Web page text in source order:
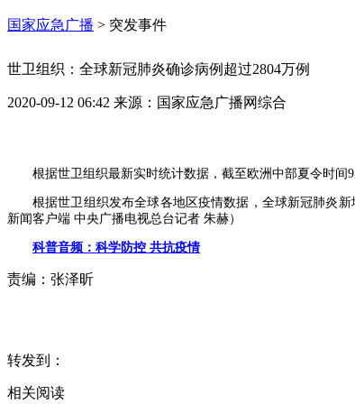
国家应急广播 > 突发事件
世卫组织：全球新冠肺炎确诊病例超过2804万例
2020-09-12 06:42 来源： 国家应急广播网综合
根据世卫组织最新实时统计数据，截至欧洲中部夏令时间
根据世卫组织发布全球各地区疫情数据，全球新冠肺炎新
新闻客户端 中央广播电视总台记者 朱赫）
科普音频：科学防控 共抗疫情
责编： 张泽昕
转发到：
相关阅读